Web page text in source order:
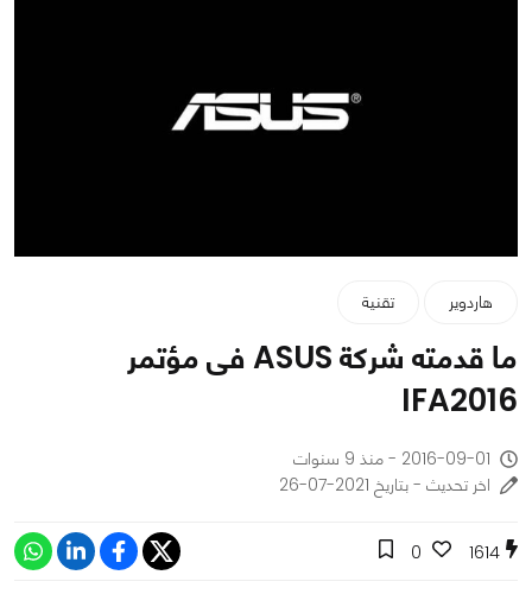
هاردوير تقنية
ما قدمته شركة ASUS فى مؤتمر
IFA2016
2016-09-01 - منذ 9 سنوات
اخر تحديث - بتاريخ 2021-07-26
1614
0